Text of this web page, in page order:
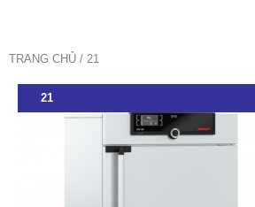
TRANG CHỦ 21
21